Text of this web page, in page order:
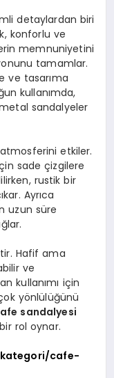
detaylardan biri
konforlu ve
memnuniyetini
tamamlar.
ve tasarıma
kullanımda,
sandalyeler
etkiler.
sade çizgilere
rustik bir
Ayrıca
uzun süre
Hafif ama
ve
kullanımı için
yönlülüğünü
sandalyesi
rol oynar.
cafe-